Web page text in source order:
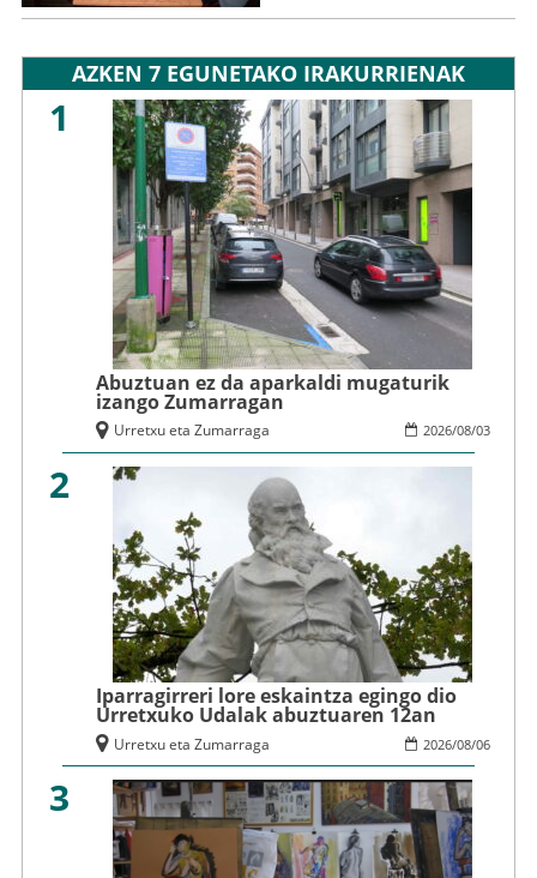
AZKEN 7 EGUNETAKO IRAKURRIENAK
1
Abuztuan ez da aparkaldi mugaturik
izango Zumarragan
2026/08/03
Urretxu eta Zumarraga
2
Iparragirreri lore eskaintza egingo dio
Urretxuko Udalak abuztuaren 12an
2026/08/06
Urretxu eta Zumarraga
3